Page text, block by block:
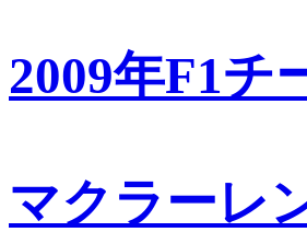
2009年F1チ
マクラーレ